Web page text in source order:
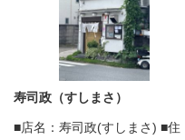
寿司政（すしまさ）
■店名：寿司政(すしまさ) ■住